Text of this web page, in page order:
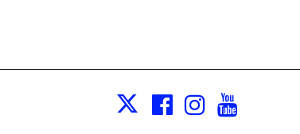
X Facebook
Instagram